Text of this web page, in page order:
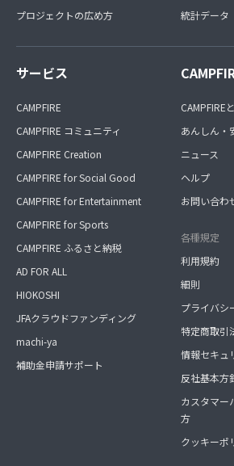
プロジェクトの広め方
統計データ
サービス
CAMPFIRE
CAMPFIRE コミュニティ
CAMPFIRE Creation
CAMPFIRE for Social Good
CAMPFIRE for Entertainment
CAMPFIRE for Sports
CAMPFIRE ふるさと納税
AD FOR ALL
HIOKOSHI
JFAクラウドファンディング
machi-ya
補助金申請サポート
CAMPFIRE
あんしん・
ニュース
ヘルプ
お問い合わ
各種規定
利用規約
細則
プライバシ
特定商取引
情報セキュ
反社基本方
カスタマー
方
クッキーポ